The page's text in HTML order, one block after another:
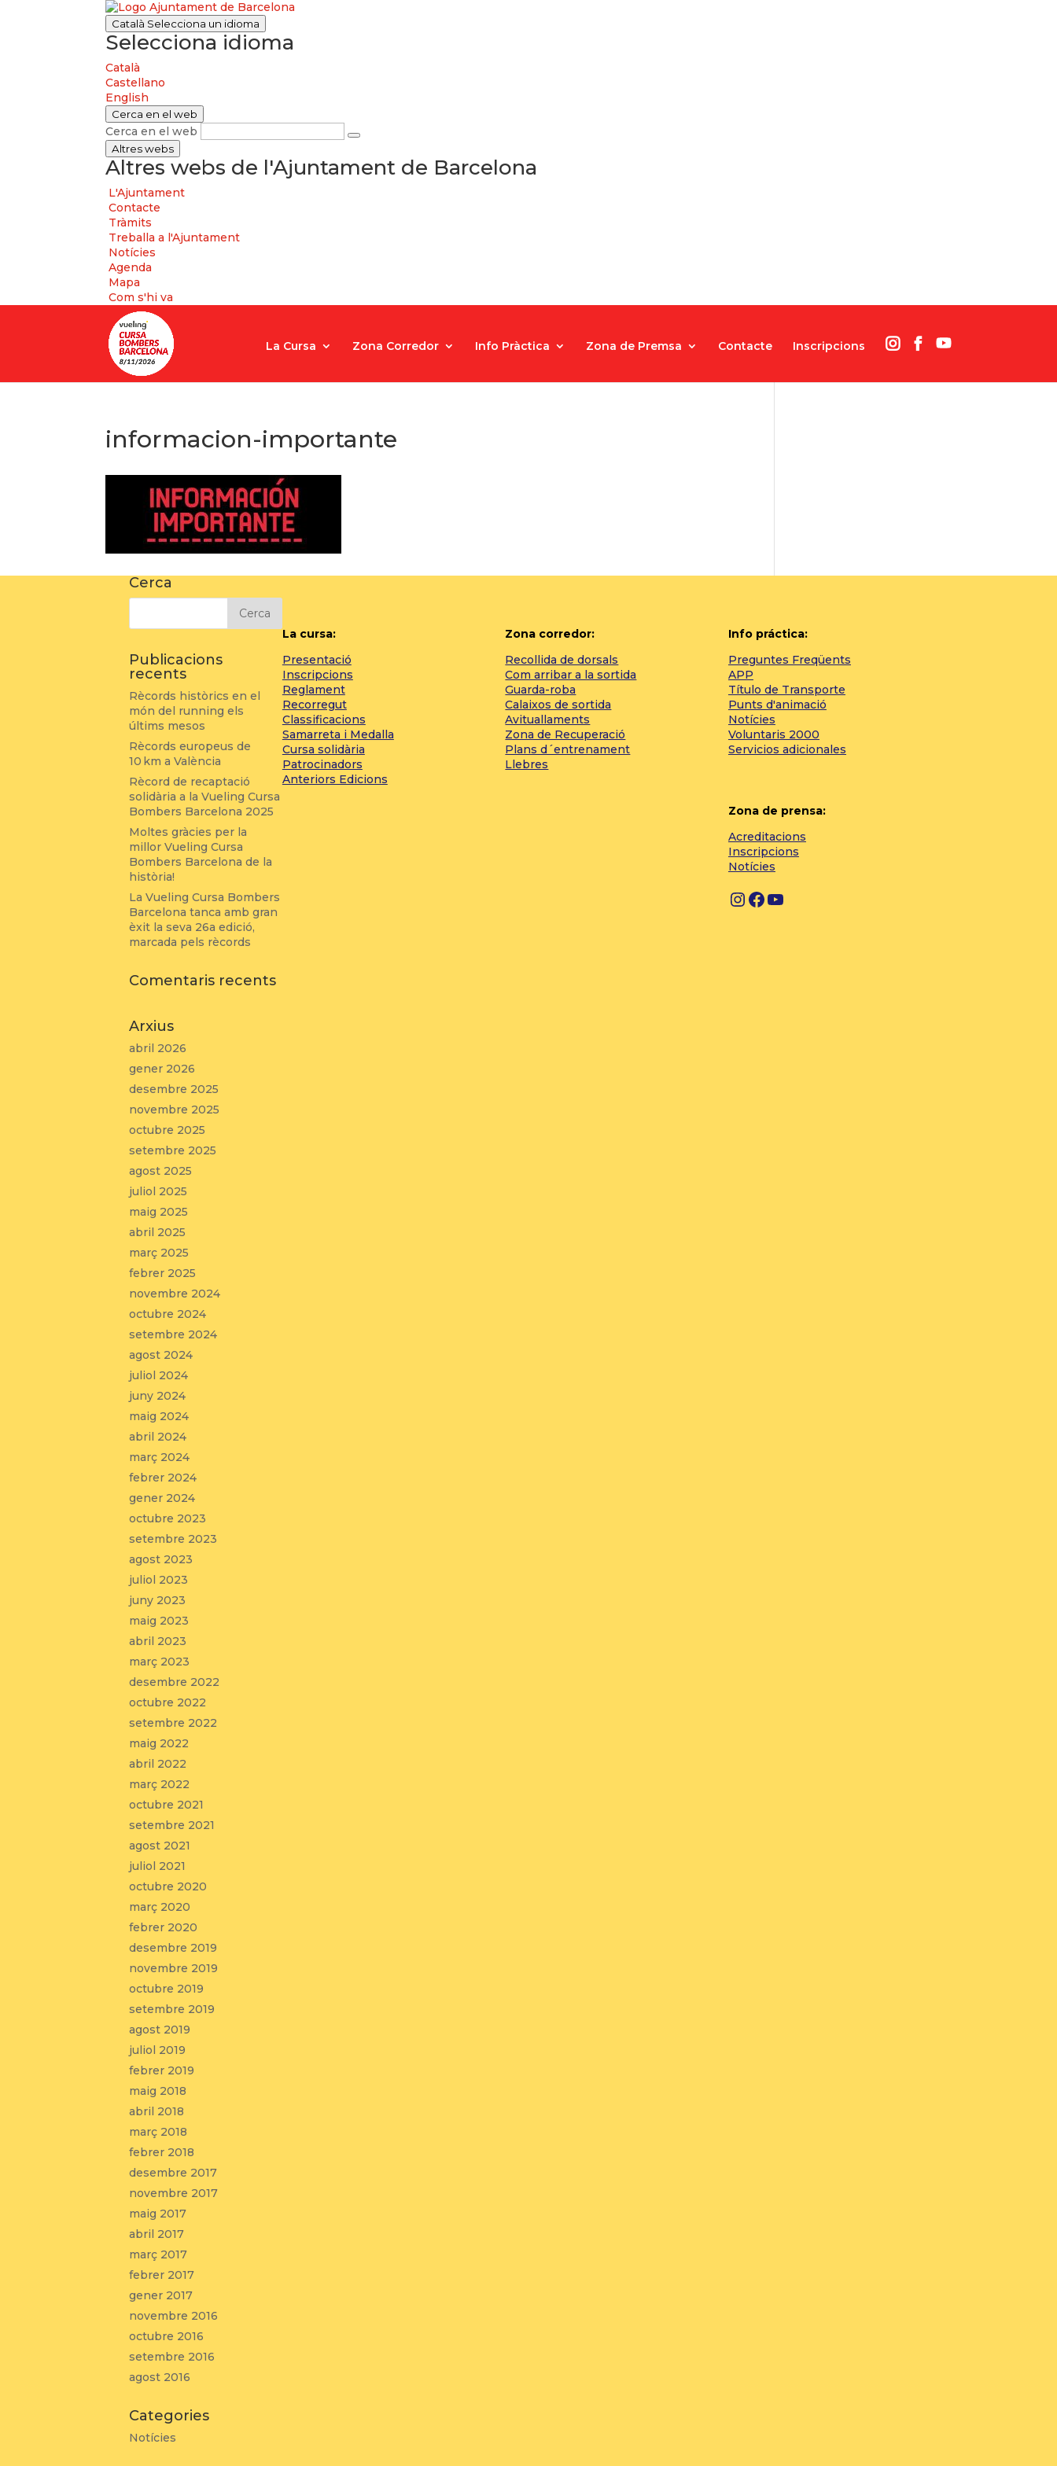
Català Selecciona un idioma
Selecciona idioma
Català
Castellano
English
Cerca en el web
Cerca en el web
Altres webs
Altres webs de l'Ajuntament de Barcelona
L'Ajuntament
Contacte
Tràmits
Treballa a l'Ajuntament
Notícies
Agenda
Mapa
Com s'hi va
La Cursa Zona Corredor Info Pràctica Zona de Premsa Contacte Inscripcions
informacion-importante
Cerca
Publicacions
recents
Rècords històrics en el
món del running els
últims mesos
Rècords europeus de
10 km a València
Rècord de recaptació
solidària a la Vueling Cursa
Bombers Barcelona 2025
Moltes gràcies per la
millor Vueling Cursa
Bombers Barcelona de la
història!
La Vueling Cursa Bombers
Barcelona tanca amb gran
èxit la seva 26a edició,
marcada pels rècords
Comentaris recents
Arxius
abril 2026
gener 2026
desembre 2025
novembre 2025
octubre 2025
setembre 2025
agost 2025
juliol 2025
maig 2025
abril 2025
març 2025
febrer 2025
novembre 2024
octubre 2024
setembre 2024
agost 2024
juliol 2024
juny 2024
maig 2024
abril 2024
març 2024
febrer 2024
gener 2024
octubre 2023
setembre 2023
agost 2023
juliol 2023
juny 2023
maig 2023
abril 2023
març 2023
desembre 2022
octubre 2022
setembre 2022
maig 2022
abril 2022
març 2022
octubre 2021
setembre 2021
agost 2021
juliol 2021
octubre 2020
març 2020
febrer 2020
desembre 2019
novembre 2019
octubre 2019
setembre 2019
agost 2019
juliol 2019
febrer 2019
maig 2018
abril 2018
març 2018
febrer 2018
desembre 2017
novembre 2017
maig 2017
abril 2017
març 2017
febrer 2017
gener 2017
novembre 2016
octubre 2016
setembre 2016
agost 2016
Categories
Notícies
La cursa:
Presentació
Inscripcions
Reglament
Recorregut
Classificacions
Samarreta i Medalla
Cursa solidària
Patrocinadors
Anteriors Edicions
Zona corredor:
Recollida de dorsals
Com arribar a la sortida
Guarda-roba
Calaixos de sortida
Avituallaments
Zona de Recuperació
Plans d´entrenament
Llebres
Info práctica:
Preguntes Freqüents
APP
Título de Transporte
Punts d'animació
Notícies
Voluntaris 2000
Servicios adicionales
Zona de prensa:
Acreditacions
Inscripcions
Notícies
InstagramFacebook YouTube